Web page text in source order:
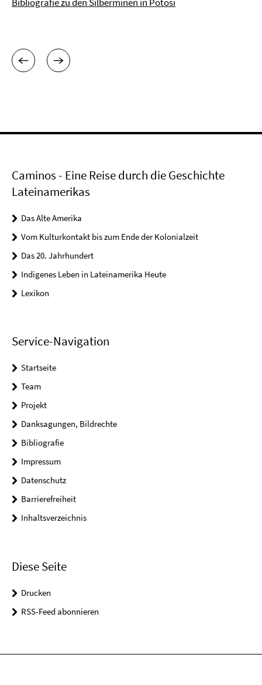
Caminos - Eine Reise durch die Geschichte
Lateinamerikas
Das Alte Amerika
Vom Kulturkontakt bis zum Ende der Kolonialzeit
Das 20. Jahrhundert
Indigenes Leben in Lateinamerika Heute
Lexikon
Service-Navigation
Startseite
Team
Projekt
Danksagungen, Bildrechte
Bibliografie
Impressum
Datenschutz
Barrierefreiheit
Inhaltsverzeichnis
Diese Seite
Drucken
RSS-Feed abonnieren